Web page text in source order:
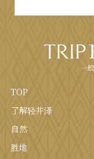
TOP
了解轻井泽
自然
胜地